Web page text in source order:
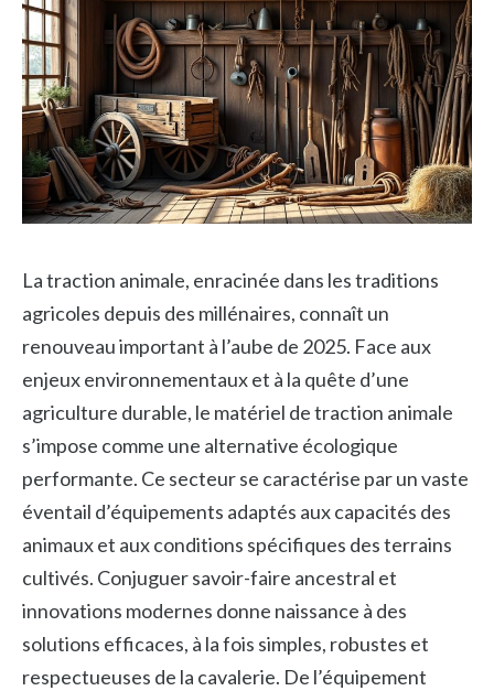
La traction animale, enracinée dans les traditions
agricoles depuis des millénaires, connaît un
renouveau important à l’aube de 2025. Face aux
enjeux environnementaux et à la quête d’une
agriculture durable, le matériel de traction animale
s’impose comme une alternative écologique
performante. Ce secteur se caractérise par un vaste
éventail d’équipements adaptés aux capacités des
animaux et aux conditions spécifiques des terrains
cultivés. Conjuguer savoir-faire ancestral et
innovations modernes donne naissance à des
solutions efficaces, à la fois simples, robustes et
respectueuses de la cavalerie. De l’équipement